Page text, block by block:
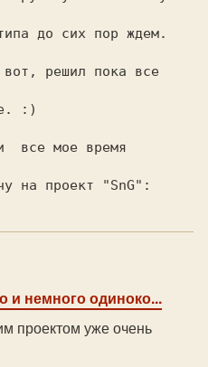
до сих пор ждем.
решил пока все
:)
и немного одиноко...
проектом уже очень